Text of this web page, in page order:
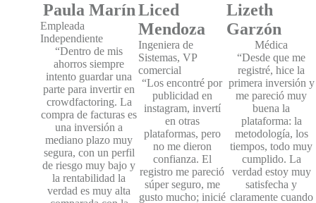
Paula Marín
Empleada
Independiente
“Dentro de mis
ahorros siempre
intento guardar una
parte para invertir en
crowdfactoring. La
compra de facturas es
una inversión a
mediano plazo muy
segura, con un perfil
de riesgo muy bajo y
la rentabilidad la
verdad es muy alta
Liced
Mendoza
Ingeniera de
Sistemas, VP
comercial
“Los encontré por
publicidad en
instagram, invertí
en otras
plataformas, pero
no me dieron
confianza. El
registro me pareció
súper seguro, me
gusto mucho; inicié
Lizeth
Garzón
Médica
“Desde que me
registré, hice la
primera inversión y
me pareció muy
buena la
plataforma: la
metodología, los
tiempos, todo muy
cumplido. La
verdad estoy muy
satisfecha y
claramente cuando